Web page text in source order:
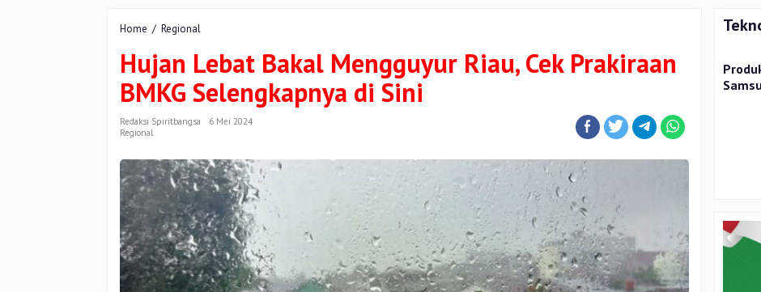
Home / Regional
Bakal
Mengguyur
Riau,
Cek
Prakiraan
di
Sini
Hujan Lebat Bakal Mengguyur Riau, Cek Prakiraan
BMKG Selengkapnya di Sini
Redaksi Spiritbangsa
6 Mei 2024
Regional